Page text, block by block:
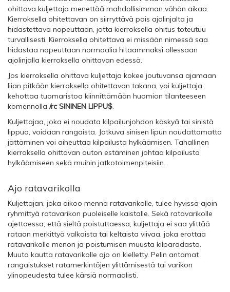
ohittava kuljettaja menettää mahdollisimman vähän aikaa.
Kierroksella ohitettavan on siirryttävä pois ajolinjalta ja
hidastettava nopeuttaan, jotta kierroksella ohitus toteutuu
turvallisesti. Kierroksella ohitettava ei missään nimessä saa
hidastaa nopeuttaan normaalia hitaammaksi ollessaan
ajolinjalla kierroksella ohittavan edessä.
Jos kierroksella ohittava kuljettaja kokee joutuvansa ajamaan
liian pitkään kierroksella ohitettavan takana, voi kuljettaja
kehottaa tuomaristoa kiinnittämään huomion tilanteeseen
komennolla /rc SININEN LIPPU$.
Kuljettajaa, joka ei noudata kilpailunjohdon käskyä tai sinistä
lippua, voidaan rangaista. Jatkuva sinisen lipun noudattamatta
jättäminen voi aiheuttaa kilpailusta hylkäämisen. Tahallinen
kierroksella ohittavan auton estäminen johtaa kilpailusta
hylkäämiseen sekä muihin jatkotoimenpiteisiin.
Ajo ratavarikolla
Kuljettajan, joka aikoo mennä ratavarikolle, tulee hyvissä ajoin
ryhmittyä ratavarikon puoleiselle kaistalle. Sekä ratavarikolle
ajettaessa, että sieltä poistuttaessa, kuljettaja ei saa ylittää
rataan merkittyä valkoista tai keltaista viivaa, joka erottaa
ratavarikolle menon ja poistumisen muusta kilparadasta.
Muuta kautta ratavarikolle ajo on kielletty. Pelin antamat
rangaistukset ratamerkintöjen ylittämisestä tai varikon
ylinopeudesta tulee kärsiä normaalisti.